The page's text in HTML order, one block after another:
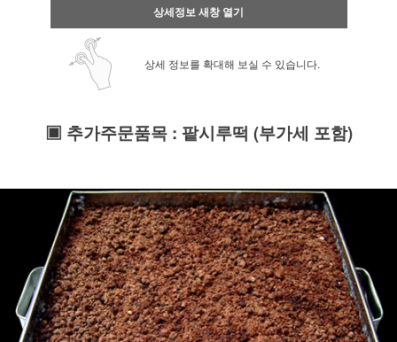
상세정보 새창 열기
상세 정보를 확대해 보실 수 있습니다.
▣ 추가주문품목: 팥시루떡 (부가세 포함)